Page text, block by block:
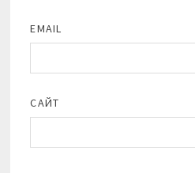
EMAIL
САЙТ